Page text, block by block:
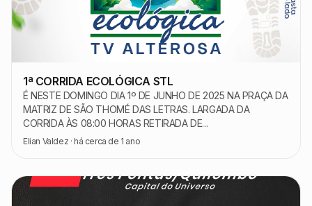
1ª CORRIDA ECOLÓGICA STL
É NESTE DOMINGO DIA 1º DE JUNHO DE 2025 NA PRAÇA DA
MATRIZ DE SÃO THOMÉ DAS LETRAS. LARGADA DA
CORRIDA ÀS 08:00 HORAS RETIRADA DE...
Elian Valdez · há cerca de 1 ano